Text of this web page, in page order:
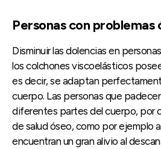
Personas con problemas
Disminuir las dolencias en
los colchones viscoelásticos
es decir, se adaptan
cuerpo. Las personas que
diferentes partes del cuerpo, por
de salud óseo, como por ejemplo
encuentran un gran alivio al